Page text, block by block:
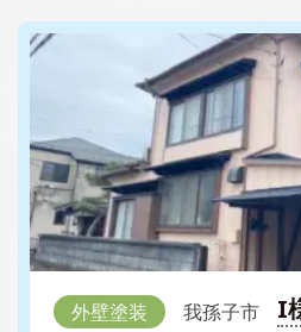
外壁塗装 我孫子市 I